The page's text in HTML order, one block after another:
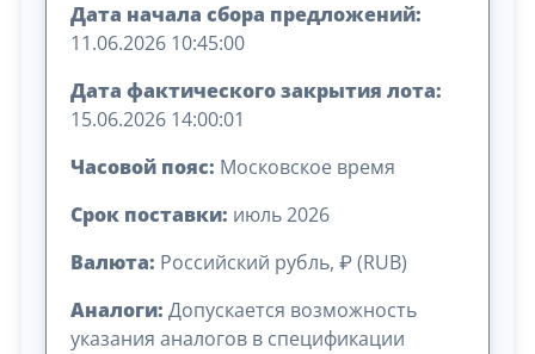
Дата начала сбора предложений:
11.06.2026 10:45:00
Дата фактического закрытия лота:
15.06.2026 14:00:01
Часовой пояс: Московское время
Срок поставки: июль 2026
Валюта: Российский рубль, ₽ (RUB)
Аналоги: Допускается возможность
указания аналогов в спецификации